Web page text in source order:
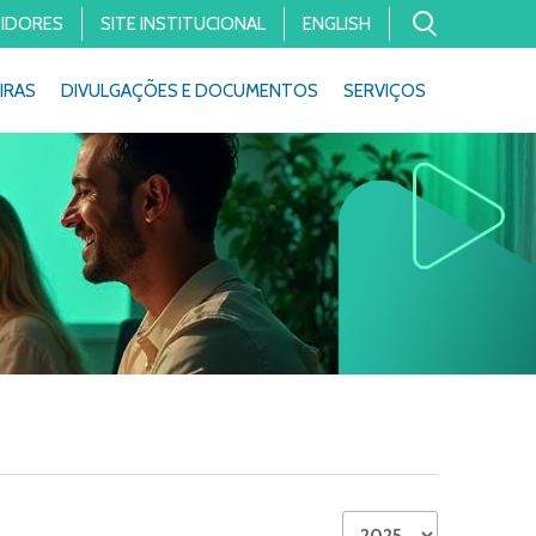
SITE INSTITUCIONAL ENGLISH
DIVULGAÇÕES E DOCUMENTOS SERVIÇOS